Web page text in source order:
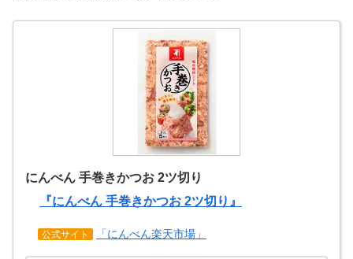
にんべん 手巻きかつお 2ツ切り
『にんべん 手巻きかつお 2ツ切り』
公式サイト 「にんべん楽天市場」